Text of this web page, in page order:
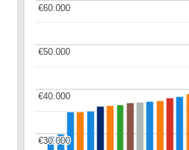
€30.000
€30.000
€40.000
€40.000
€50.000
€50.000
€60.000
€60.000